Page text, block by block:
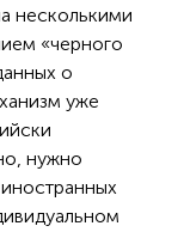
несколькими
«черного
о
уже
нужно